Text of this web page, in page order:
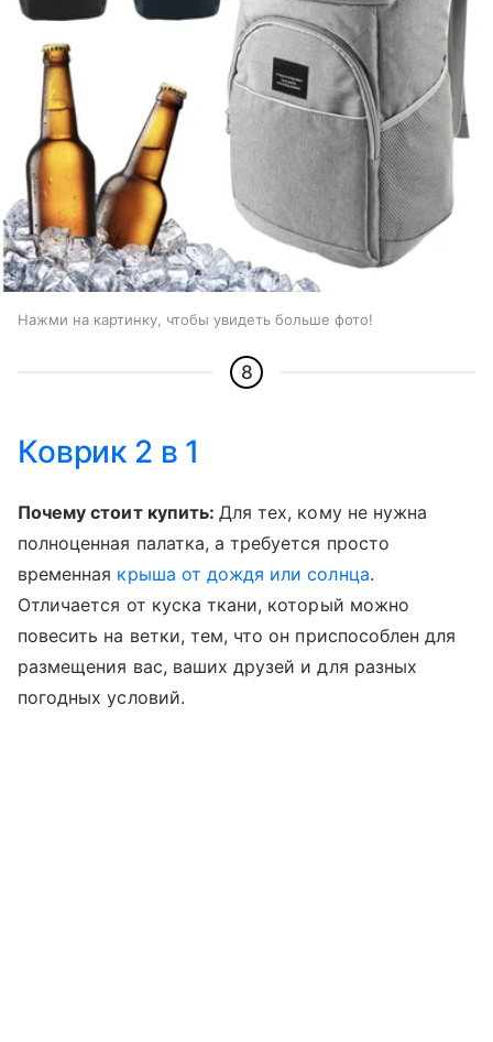
Нажми на картинку, чтобы увидеть больше фото!
8
Коврик 2 в 1
Почему стоит купить:Для тех, кому не нужна
полноценная палатка, а требуется просто
временная крыша от дождя или солнца.
Отличается от куска ткани, который можно
повесить на ветки, тем, что он приспособлен для
размещения вас, ваших друзей и для разных
погодных условий.